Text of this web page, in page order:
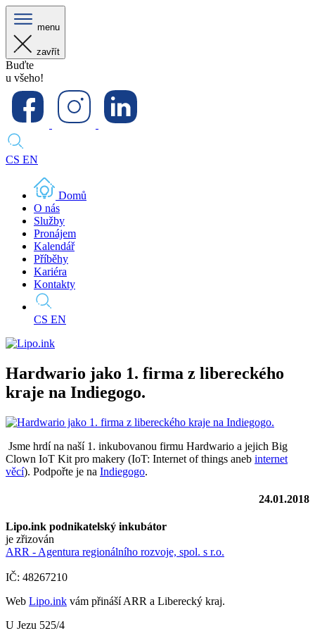
menu
zavřít
Buďte
u všeho!
CS EN
Domů
O nás
Služby
Pronájem
Kalendář
Příběhy
Kariéra
Kontakty
CS EN
Hardwario jako 1. firma z libereckého
kraje na Indiegogo.
Jsme hrdí na naší 1. inkubovanou firmu Hardwario a jejich Big
Clown IoT Kit pro makery (IoT: Internet of things aneb internet
věcí). Podpořte je na Indiegogo.
24.01.2018
Lipo.ink podnikatelský inkubátor
je zřizován
ARR - Agentura regionálního rozvoje, spol. s r.o.
IČ: 48267210
Web Lipo.ink vám přináší ARR a Liberecký kraj.
U Jezu 525/4